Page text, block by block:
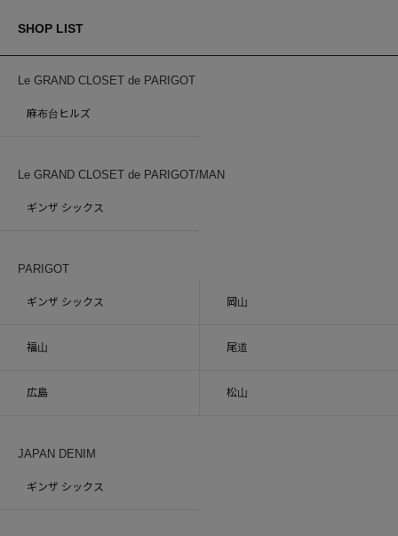
SHOP LIST
Le GRAND CLOSET de PARIGOT
麻布台ヒルズ
Le GRAND CLOSET de PARIGOT/MAN
ギンザ シックス
PARIGOT
ギンザ シックス 岡山
福山 尾道
広島 松山
JAPAN DENIM
ギンザ シックス